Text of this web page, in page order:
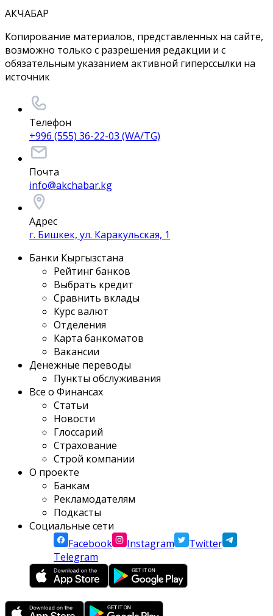
АКЧАБАР
Копирование материалов, представленных на сайте,
возможно только с разрешения редакции и с
обязательным указанием активной гиперссылки на
источник
Телефон
+996 (555) 36-22-03 (WA/TG)
Почта
info@akchabar.kg
Адрес
г. Бишкек, ул. Каракульская, 1
Банки Кыргызстана
Рейтинг банков
Выбрать кредит
Сравнить вклады
Курс валют
Отделения
Карта банкоматов
Вакансии
Денежные переводы
Пункты обслуживания
Все о Финансах
Статьи
Новости
Глоссарий
Страхование
Строй компании
О проекте
Банкам
Рекламодателям
Подкасты
Социальные сети
Facebook
Instagram
Twitter
Telegram